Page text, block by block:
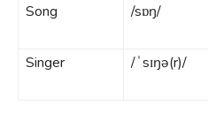
Song /sɒŋ/
Singer /ˈsɪŋə(r)/